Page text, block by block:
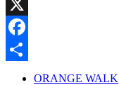
X
Facebook
ORANGE WALK